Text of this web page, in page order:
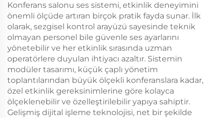
Konferans salonu ses sistemi, etkinlik deneyimini
önemli ölçüde artıran birçok pratik fayda sunar. İlk
olarak, sezgisel kontrol arayüzü sayesinde teknik
olmayan personel bile güvenle ses ayarlarını
yönetebilir ve her etkinlik sırasında uzman
operatörlere duyulan ihtiyacı azaltır. Sistemin
modüler tasarımı, küçük çaplı yönetim
toplantılarından büyük ölçekli konferanslara kadar,
özel etkinlik gereksinimlerine göre kolayca
ölçeklenebilir ve özelleştirilebilir yapıya sahiptir.
Gelişmiş dijital işleme teknolojisi, net bir şekilde